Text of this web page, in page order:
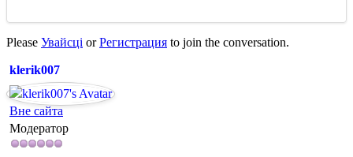
Please Увайсці orРегистрация to join the conversation.
klerik007
Вне сайта
Модератор